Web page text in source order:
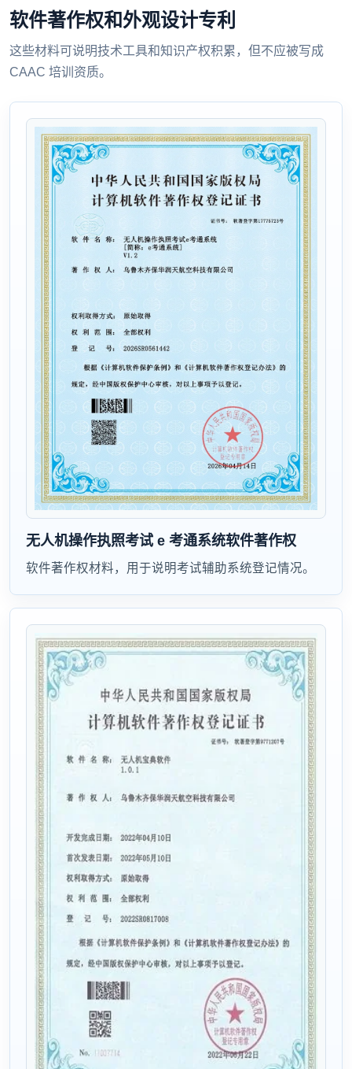
软件著作权和外观设计专利
这些材料可说明技术工具和知识产权积累，但不应被写成
CAAC 培训资质。
无人机操作执照考试 e 考通系统软件著作权
软件著作权材料，用于说明考试辅助系统登记情况。